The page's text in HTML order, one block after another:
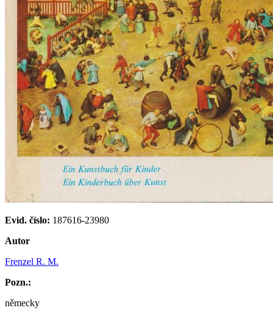
Evid. číslo: 187616-23980
Autor
Frenzel R. M.
Pozn.:
německy